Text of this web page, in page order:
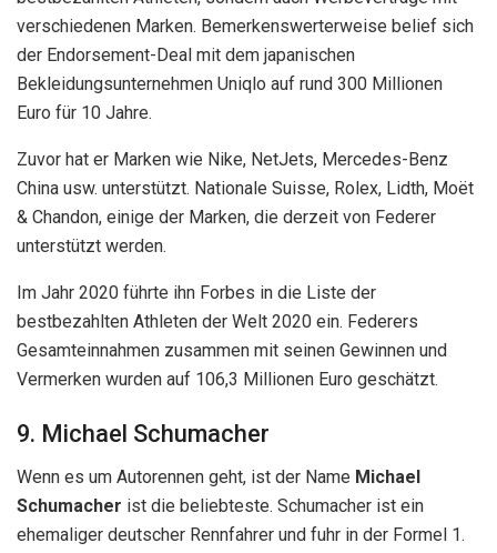
verschiedenen Marken. Bemerkenswerterweise belief sich
der Endorsement-Deal mit dem japanischen
Bekleidungsunternehmen Uniqlo auf rund 300 Millionen
Euro für 10 Jahre.
Zuvor hat er Marken wie Nike, NetJets, Mercedes-Benz
China usw. unterstützt. Nationale Suisse, Rolex, Lidth, Moët
& Chandon, einige der Marken, die derzeit von Federer
unterstützt werden.
Im Jahr 2020 führte ihn Forbes in die Liste der
bestbezahlten Athleten der Welt 2020 ein. Federers
Gesamteinnahmen zusammen mit seinen Gewinnen und
Vermerken wurden auf 106,3 Millionen Euro geschätzt.
9. Michael Schumacher
Wenn es um Autorennen geht, ist der Name Michael
Schumacher ist die beliebteste. Schumacher ist ein
ehemaliger deutscher Rennfahrer und fuhr in der Formel 1.